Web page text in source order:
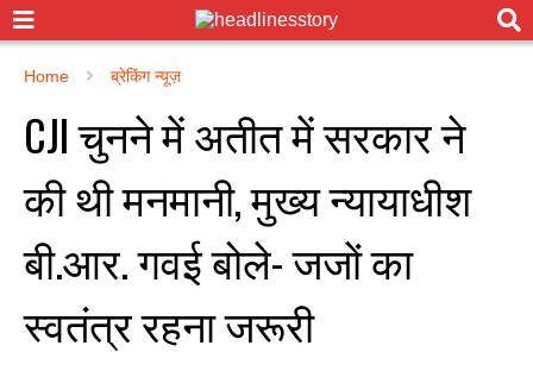
Home ब्रेकिंग न्यूज़
CJI चुनने में अतीत में सरकार ने
की थी मनमानी, मुख्य न्यायाधीश
बी.आर. गवई बोले- जजों का
स्वतंत्र रहना जरूरी